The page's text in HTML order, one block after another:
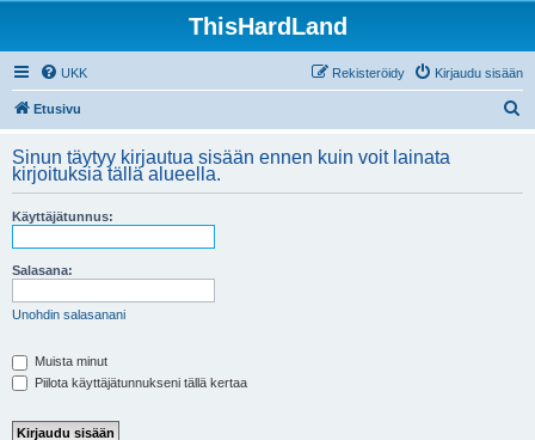
ThisHardLand
UKK Kirjaudu sisään
Rekisteröidy
Etusivu
i
Sinun täytyy kirjautua sisään ennen kuin voit lainata
kirjoituksia tällä alueella.
Käyttäjätunnus:
Salasana:
Unohdin salasanani
Muista minut
Piilota käyttäjätunnukseni tällä kertaa